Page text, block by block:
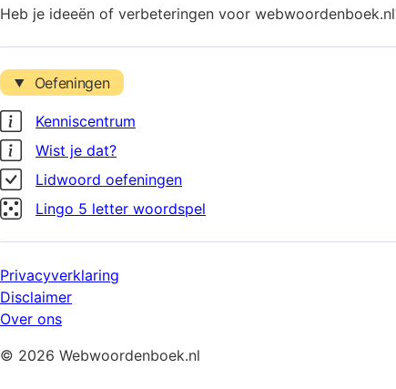
Heb je ideeën of verbeteringen voor
Oefeningen
Kenniscentrum
Wist je dat?
Lidwoord oefeningen
Lingo 5 letter woordspel
Privacyverklaring
Disclaimer
Over ons
© 2026 Webwoordenboek.nl